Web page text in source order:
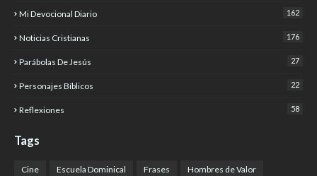
Mi Devocional Diario 162
Noticias Cristianas 176
Parábolas De Jesús 27
Personajes Bíblicos 22
Reflexiones 58
Tags
Cine Escuela Dominical Frases Hombres de Valor